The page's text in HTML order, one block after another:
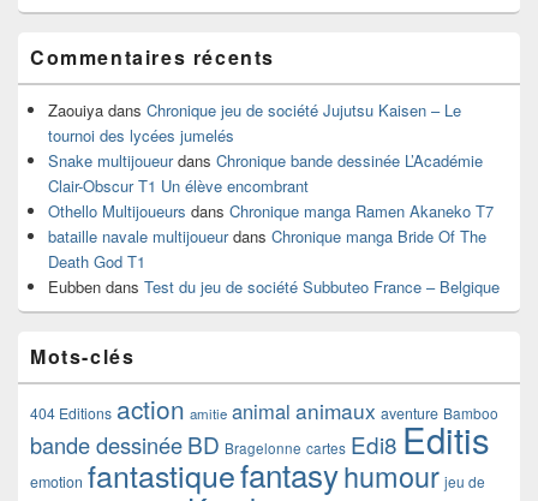
Commentaires récents
Zaouiya dans Chronique jeu de société Jujutsu Kaisen – Le
tournoi des lycées jumelés
Snake multijoueurdans Chronique bande dessinée L’Académie
Clair-Obscur T1 Un élève encombrant
Othello Multijoueurs dans Chronique manga Ramen Akaneko T7
bataille navale multijoueurdans Chronique manga Bride Of The
Death God T1
Eubben dans Test du jeu de société Subbuteo France – Belgique
Mots-clés
404 Editions action amitie animal animaux aventure Bamboo
bande dessinéeBD Bragelonne cartes Edi8 Editis
emotion fantastiquefantasyhumour jeu de